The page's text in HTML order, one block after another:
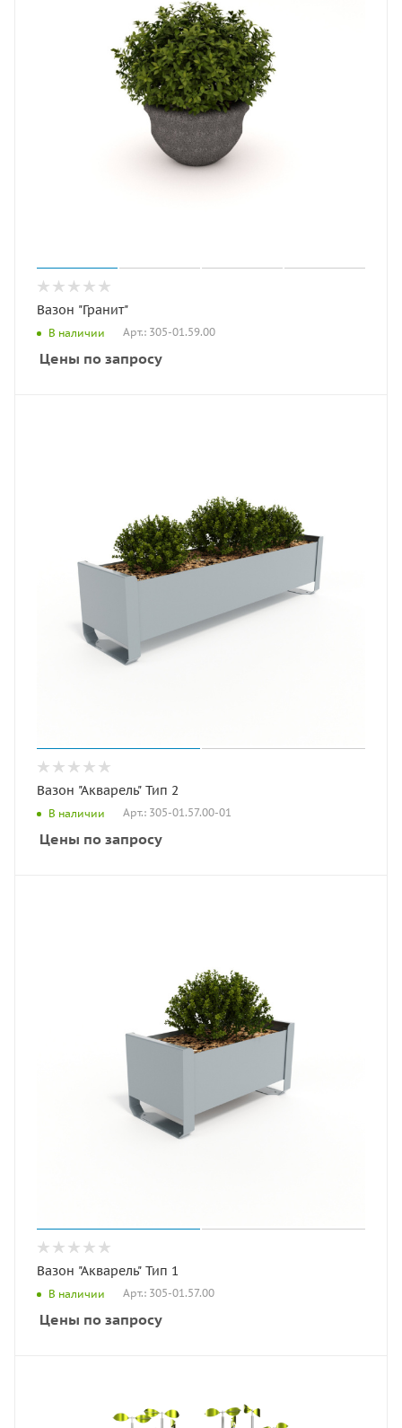
Вазон "Гранит"
В наличии Арт.: 305-01.59.00
Цены по запросу
Вазон "Акварель" Тип 2
В наличии Арт.: 305-01.57.00-01
Цены по запросу
Вазон "Акварель" Тип 1
В наличии Арт.: 305-01.57.00
Цены по запросу